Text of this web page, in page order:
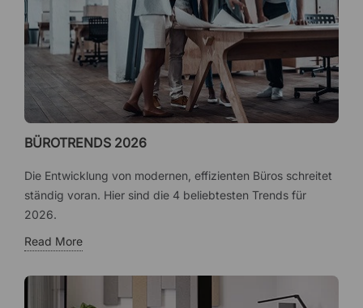
BÜROTRENDS 2026
Die Entwicklung von modernen, effizienten Büros schreitet
ständig voran. Hier sind die 4 beliebtesten Trends für
2026.
Read More